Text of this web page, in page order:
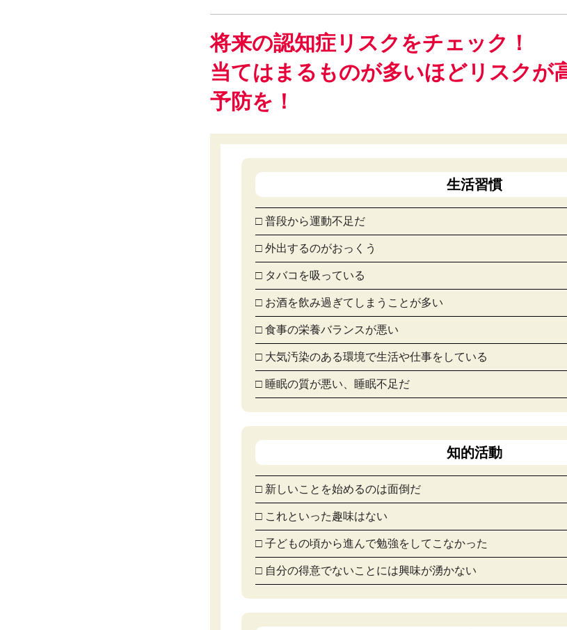
将来の認知症リスクをチェック！
当てはまるものが多いほどリスクが
予防を！
生活習慣
□ 普段から運動不足だ
□ 外出するのがおっくう
□ タバコを吸っている
□ お酒を飲み過ぎてしまうことが多い
□ 食事の栄養バランスが悪い
□ 大気汚染のある環境で生活や仕事をしている
□ 睡眠の質が悪い、睡眠不足だ
知的活動
□ 新しいことを始めるのは面倒だ
□ これといった趣味はない
□ 子どもの頃から進んで勉強をしてこなかった
□ 自分の得意でないことには興味が湧かない